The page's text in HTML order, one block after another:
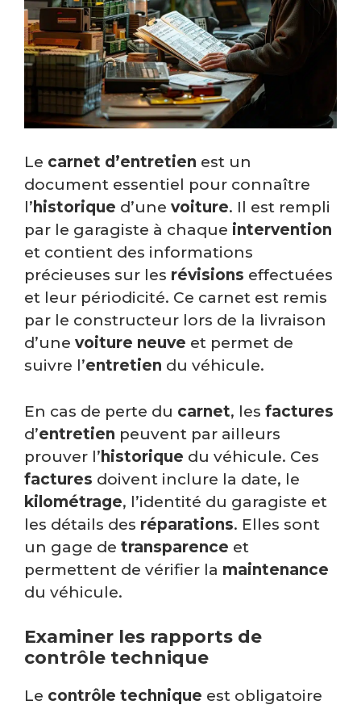
Le carnet d’entretien est un
document essentiel pour connaître
l’ historique d’une voiture. Il est rempli
par le garagiste à chaque intervention
et contient des informations
précieuses sur les révisions effectuées
et leur périodicité. Ce carnet est remis
par le constructeur lors de la livraison
d’une voiture neuve et permet de
suivre l’entretien du véhicule.
En cas de perte du carnet, les factures
d’entretien peuvent par ailleurs
prouver l’ historique du véhicule. Ces
factures doivent inclure la date, le
kilométrage, l’identité du garagiste et
les détails des réparations. Elles sont
un gage de transparence et
permettent de vérifier la maintenance
du véhicule.
Examiner les rapports de
contrôle technique
Le contrôle technique est obligatoire